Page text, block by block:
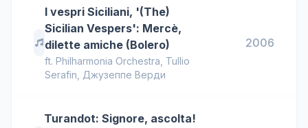
I vespri Siciliani, '(The)
Sicilian Vespers': Mercè,
dilette amiche (Bolero)
ft. Philharmonia Orchestra Tullio
Serafin Джузеппе Верди
2006
Turandot: Signore, ascolta!